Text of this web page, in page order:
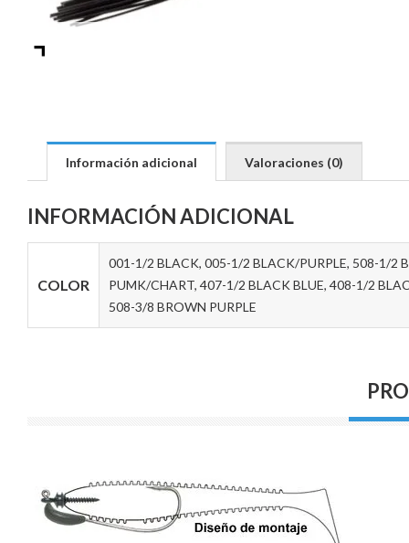
Información adicional Valoraciones (0)
INFORMACIÓN ADICIONAL
COLOR
001-1/2 BLACK, 005-1/2 BLACK/PURPLE, 508-1/2
PUMK/CHART, 407-1/2 BLACK BLUE, 408-1/2
508-3/8 BROWN PURPLE